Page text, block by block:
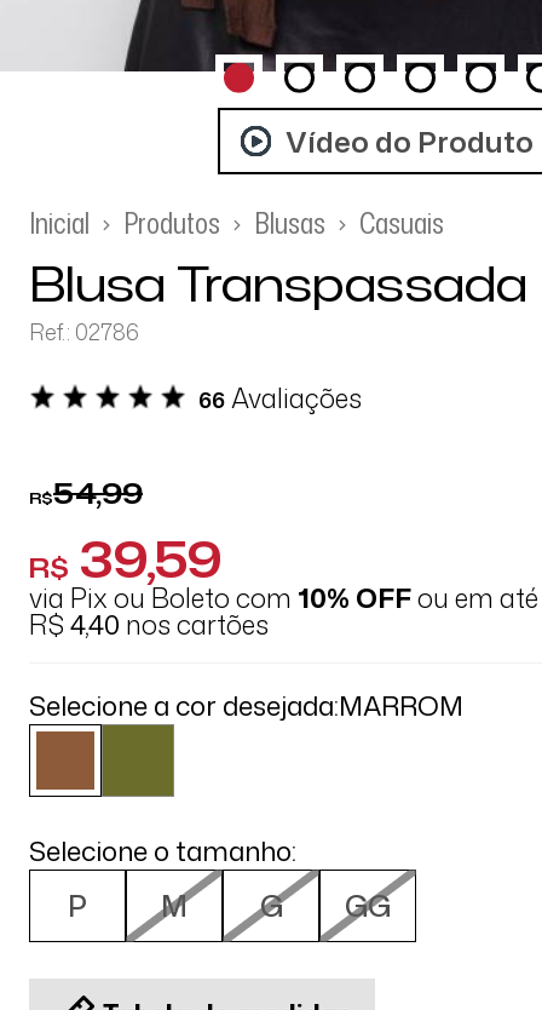
Vídeo do Produto
Inicial
Produtos Blusas Casuais
Blusa
Ref.: 02786
66Avaliações
R$54,99
R$ 39,59
via Pix ou Boleto com 10% OFFou em
R$4,40 nos cartões
Selecione a cor desejada:MARROM
Selecione o tamanho:
P M G GG